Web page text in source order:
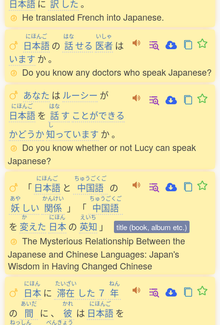
日本語 に 訳 した。
He translated French into Japanese.
にほんご
日本語の
はな
話せる
いしゃ
医者 は
います か。
Do you know any doctors who speak Japanese?
あなた は ルーシー が
にほんご
日本語 を
はな
話す ことができる
かどうか
し
知っています か。
Do you know whether or not Lucy can speak
Japanese?
「
にほんご
日本語 と
ちゅうごくご
中国語 の
あや
妖 しい
かんけい
関係 」 「
ちゅうごくご
中国語
を
か
変えた
にほん
日本 の
えいち
英知 」 title (book, album etc.)
The Mysterious Relationship Between the
Japanese and Chinese Languages: Japan's
Wisdom in Having Changed Chinese
にほん
日本 に
たいざい
滞在 した ７
ねん
年
の
あいだ
間 に 、
かれ
彼 は
にほんご
日本語 を
ねっしん べんきょう